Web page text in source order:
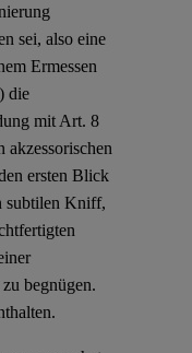
sei, also eine
Ermessen
die
mit Art. 8
ersten Blick
subtilen Kniff,
begnügen.